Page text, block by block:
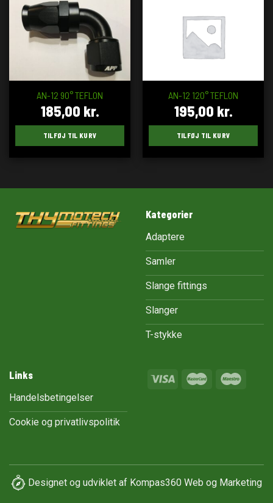
AN-12 90° TEFLON
185,00 kr.
TILFØJ TIL KURV
AN-12 120° TEFLON
195,00 kr.
TILFØJ TIL KURV
Kategorier
Adaptere
Samler
Slange fittings
Slanger
T-stykke
Links
Handelsbetingelser
Cookie og privatlivspolitik
Designet og udviklet af Kompas360 Web og Marketing